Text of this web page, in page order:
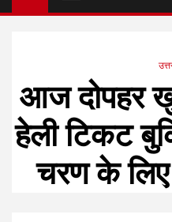
आज दोपहर
हेली टिकट
चरण के